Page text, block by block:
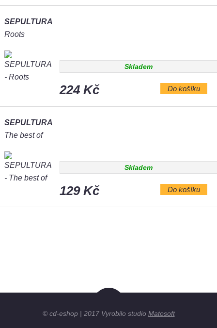
SEPULTURA
Roots
Skladem
224 Kč Do košíku
SEPULTURA
The best of
Skladem
129 Kč Do košíku
© cd-eshop | 2017 Vyrobilo studio Matosoft